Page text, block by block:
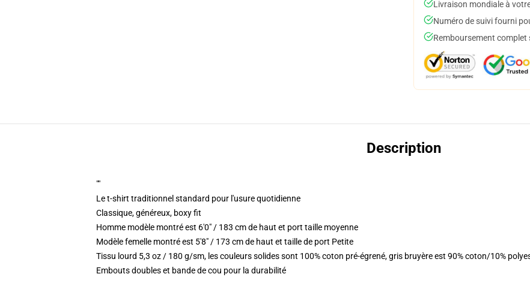
Livraison mondiale à
Numéro de suivi fourni
Remboursement complet
Description
""
Le t-shirt traditionnel standard pour l'usure quotidienne
Classique, généreux, boxy fit
Homme modèle montré est 6'0" / 183 cm de haut et port taille moyenne
Modèle femelle montré est 5'8" / 173 cm de haut et taille de port Petite
Tissu lourd 5,3 oz / 180 g/sm, les couleurs solides sont 100% coton pré-égrené, gris bruyère est 90% coton/10%
Embouts doubles et bande de cou pour la durabilité